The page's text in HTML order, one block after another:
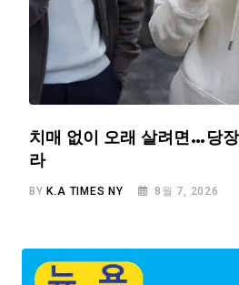
치매 없이 오래 살려면…당
라
BYK.A TIMES NY 8월 7, 2026